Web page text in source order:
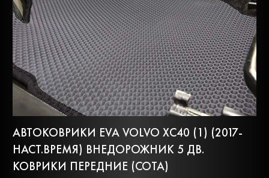
АВТОКОВРИКИ EVA VOLVO XC40 (1) (2017-
НАСТ.ВРЕМЯ) ВНЕДОРОЖНИК 5 ДВ.
КОВРИКИ ПЕРЕДНИЕ (СОТА)